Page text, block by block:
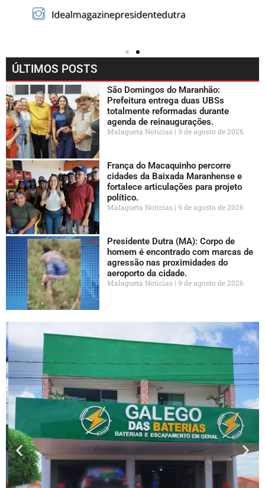
ÚLTIMOS POSTS
São Domingos do Maranhão:
Prefeitura entrega duas UBSs
totalmente reformadas durante
agenda de reinaugurações.
Malagueta Notícias 9 de agosto de 2026
França do Macaquinho percorre
cidades da Baixada Maranhense e
fortalece articulações para projeto
político.
Malagueta Notícias 9 de agosto de 2026
Presidente Dutra (MA): Corpo de
homem é encontrado com marcas de
agressão nas proximidades do
aeroporto da cidade.
Malagueta Notícias 9 de agosto de 2026